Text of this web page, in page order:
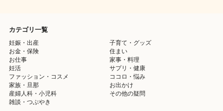
カテゴリ一覧
妊娠・出産
子育て・グッズ
お金・保険
住まい
お仕事
家事・料理
妊活
サプリ・健康
ファッション・コスメ
ココロ・悩み
家族・旦那
お出かけ
産婦人科・小児科
その他の疑問
雑談・つぶやき